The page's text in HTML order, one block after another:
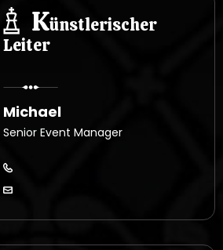
Künstlerischer
Leiter
Michael
Senior Event Manager